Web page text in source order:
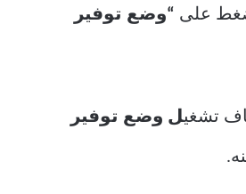
على “وضع توفير
تشغيل وضع توفير